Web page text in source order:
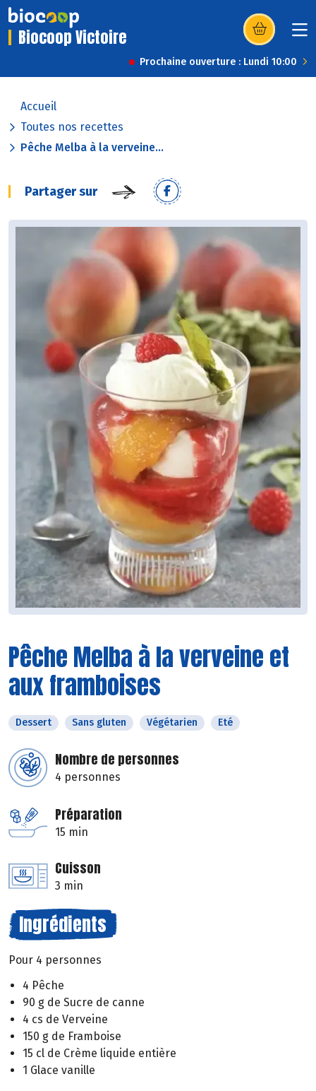
Biocoop Victoire (s’ouvre dans
Prochaine ouverture : Lundi 10:00
Accueil
Toutes nos recettes
Pêche Melba à la verveine...
Partager sur
Pêche Melba à la verveine et
aux framboises
Dessert Sans gluten Végétarien Eté
Nombre de personnes
4 personnes
Préparation
15 min
Cuisson
3 min
Ingrédients
Pour 4 personnes
4 Pêche
90 g de Sucre de canne
4 cs de Verveine
150 g de Framboise
15 cl de Crème liquide entière
1 Glace vanille